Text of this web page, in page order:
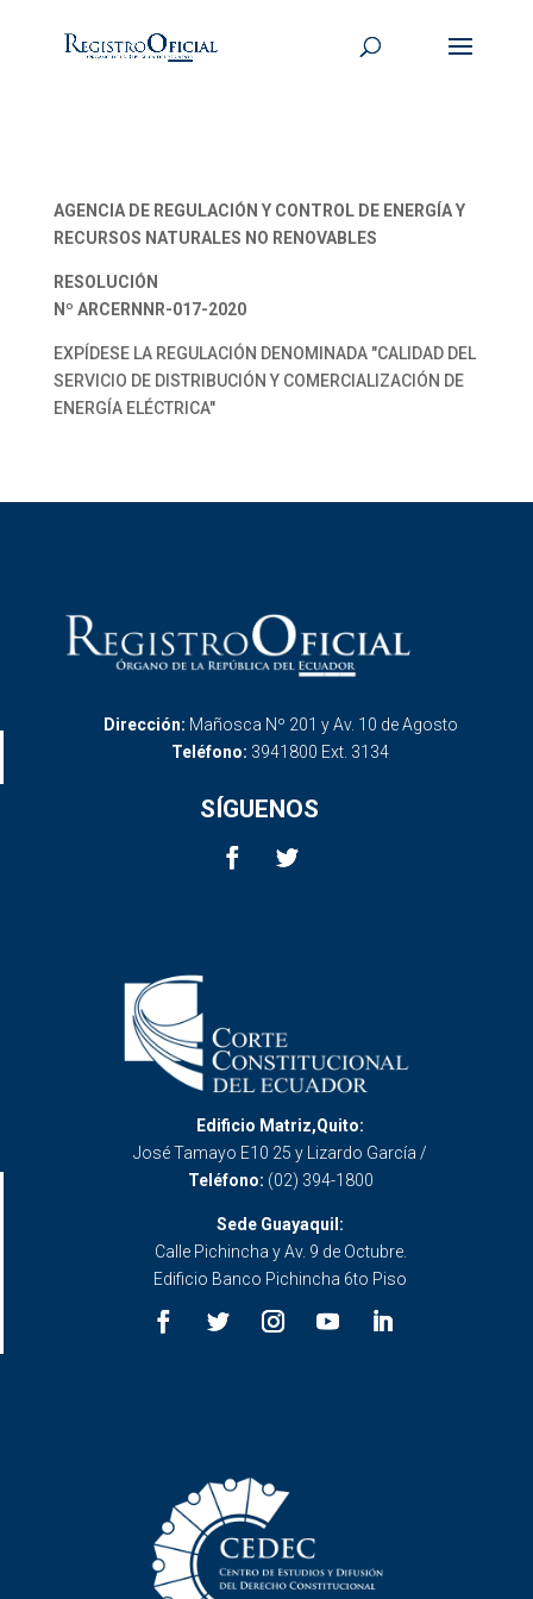
AGENCIA DE REGULACIÓN Y CONTROL DE ENERGÍA Y
RECURSOS NATURALES NO RENOVABLES
RESOLUCIÓN
Nº ARCERNNR-017-2020
EXPÍDESE LA REGULACIÓN DENOMINADA "CALIDAD DEL
SERVICIO DE DISTRIBUCIÓN Y COMERCIALIZACIÓN DE
ENERGÍA ELÉCTRICA"
Dirección: Mañosca Nº 201 y Av. 10 de Agosto
Teléfono: 3941800 Ext. 3134
SÍGUENOS
Edificio Matriz,Quito:
José Tamayo E10 25 y Lizardo García /
Teléfono: (02) 394-1800
Sede Guayaquil:
Calle Pichincha y Av. 9 de Octubre.
Edificio Banco Pichincha 6to Piso